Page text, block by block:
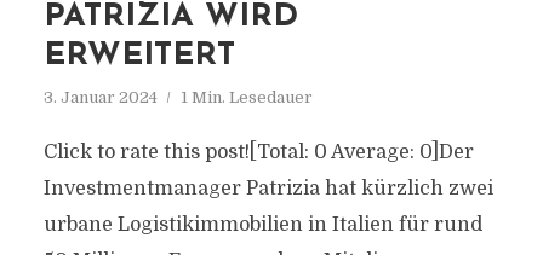
PATRIZIA WIRD
ERWEITERT
3. Januar 2024 1 Min. Lesedauer
Click to rate this post![Total: 0 Average: 0]Der
Investmentmanager Patrizia hat kürzlich zwei
urbane Logistikimmobilien in Italien für rund